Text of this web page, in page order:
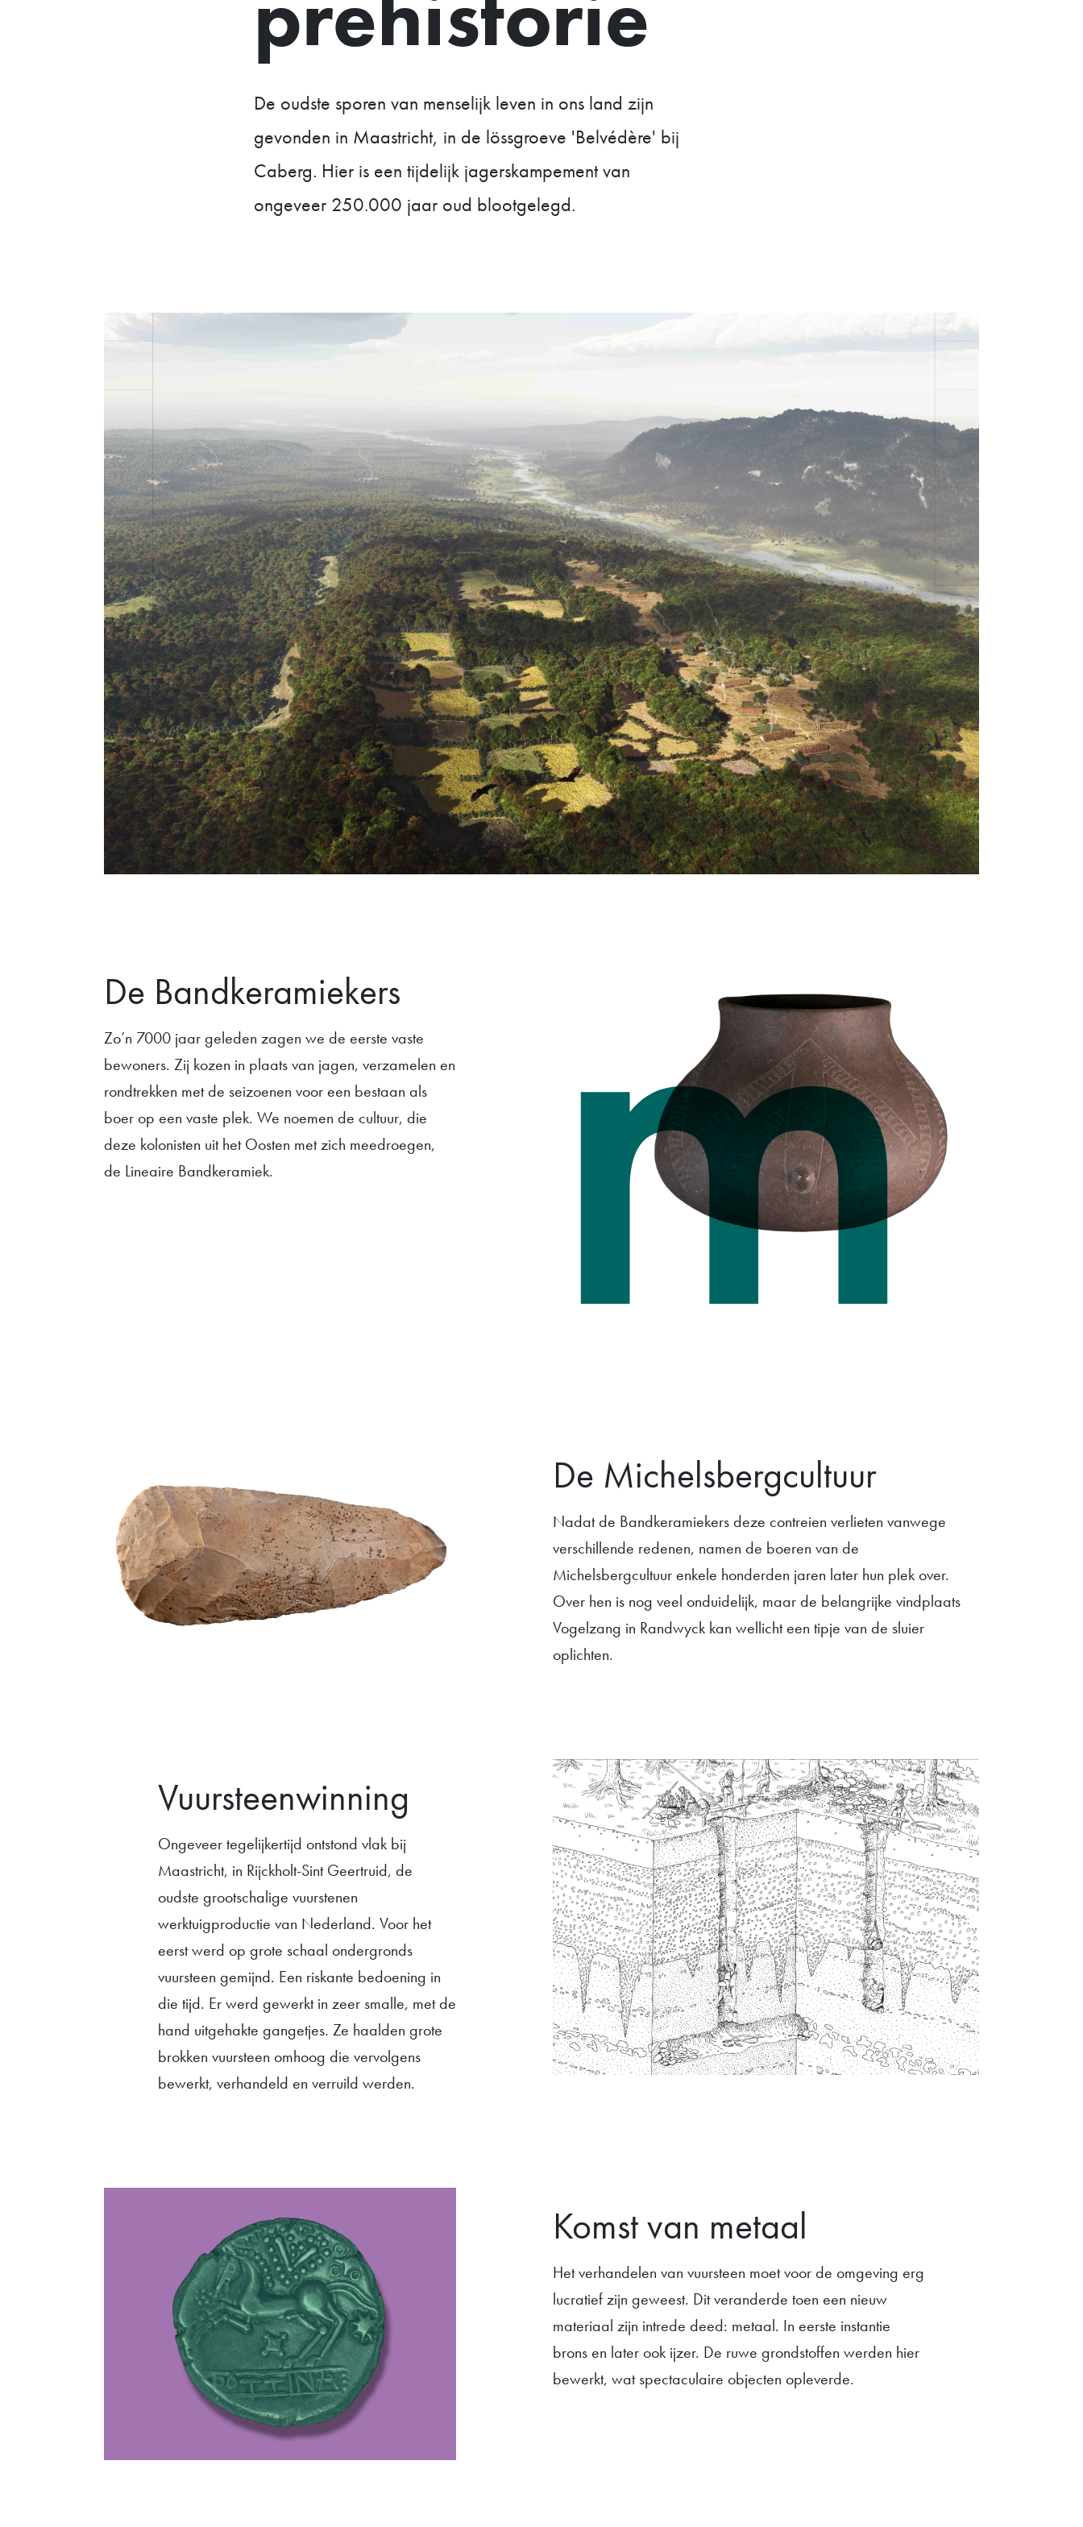
De oudste sporen van menselijk leven in ons land zijn
gevonden in Maastricht, in de lössgroeve 'Belvédère' bij
Caberg. Hier is een tijdelijk jagerskampement van
ongeveer 250.000 jaar oud blootgelegd.
De Bandkeramiekers
Zo’n 7000 jaar geleden zagen we de eerste vaste
bewoners. Zij kozen in plaats van jagen, verzamelen en
rondtrekken met de seizoenen voor een bestaan als
boer op een vaste plek. We noemen de cultuur, die
deze kolonisten uit het Oosten met zich meedroegen,
de Lineaire Bandkeramiek.
De Michelsbergcultuur
Nadat de Bandkeramiekers deze contreien verlieten vanwege
verschillende redenen, namen de boeren van de
Michelsbergcultuur enkele honderden jaren later hun plek over.
Over hen is nog veel onduidelijk, maar de belangrijke vindplaats
Vogelzang in Randwyck kan wellicht een tipje van de sluier
oplichten.
Vuursteenwinning
Ongeveer tegelijkertijd ontstond vlak bij
Maastricht, in Rijckholt-Sint Geertruid, de
oudste grootschalige vuurstenen
werktuigproductie van Nederland. Voor het
eerst werd op grote schaal ondergronds
vuursteen gemijnd. Een riskante bedoening in
die tijd. Er werd gewerkt in zeer smalle, met de
hand uitgehakte gangetjes. Ze haalden grote
brokken vuursteen omhoog die vervolgens
bewerkt, verhandeld en verruild werden.
Komst van metaal
Het verhandelen van vuursteen moet voor de omgeving erg
lucratief zijn geweest. Dit veranderde toen een nieuw
materiaal zijn intrede deed: metaal. In eerste instantie
brons en later ook ijzer. De ruwe grondstoffen werden hier
bewerkt, wat spectaculaire objecten opleverde.